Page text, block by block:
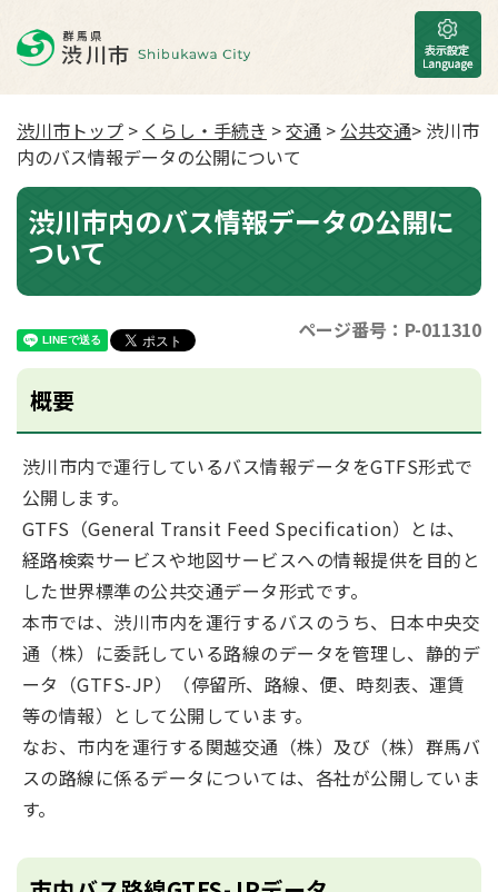
渋川市トップ > くらし・手続き >交通 > 公共交通> 渋川市
内のバス情報データの公開について
渋川市内のバス情報データの公開に
ついて
ページ番号：P-011310
概要
渋川市内で運行しているバス情報データをGTFS形式で
公開します。
GTFS（General Transit Feed Specification）とは、
経路検索サービスや地図サービスへの情報提供を目的と
した世界標準の公共交通データ形式です。
本市では、渋川市内を運行するバスのうち、日本中央交
通（株）に委託している路線のデータを管理し、静的デ
ータ（GTFS-JP）（停留所、路線、便、時刻表、運賃
等の情報）として公開しています。
なお、市内を運行する関越交通（株）及び（株）群馬バ
スの路線に係るデータについては、各社が公開していま
す。